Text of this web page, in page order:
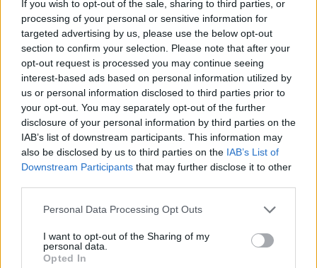
If you wish to opt-out of the sale, sharing to third parties, or
processing of your personal or sensitive information for
targeted advertising by us, please use the below opt-out
section to confirm your selection. Please note that after your
opt-out request is processed you may continue seeing
interest-based ads based on personal information utilized by
us or personal information disclosed to third parties prior to
your opt-out. You may separately opt-out of the further
disclosure of your personal information by third parties on the
IAB’s list of downstream participants. This information may
also be disclosed by us to third parties on the IAB’s List of
Downstream Participants that may further disclose it to other
Personal Data Processing Opt Outs
I want to opt-out of the Sharing of my
personal data.
Opted In
15.05.26
Η ιστορική διαδρομή του LSD στη θεραπευτική κι όσα μας
αφορούν σήμερα.